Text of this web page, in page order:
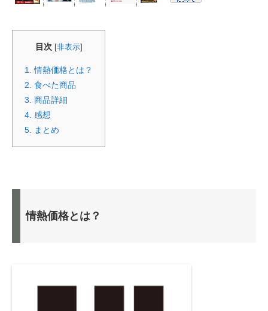
目次 [非表示]
1.
情熱価格とは？
2. 食べた商品
3. 商品詳細
4. 感想
5.
まとめ
情熱価格とは？